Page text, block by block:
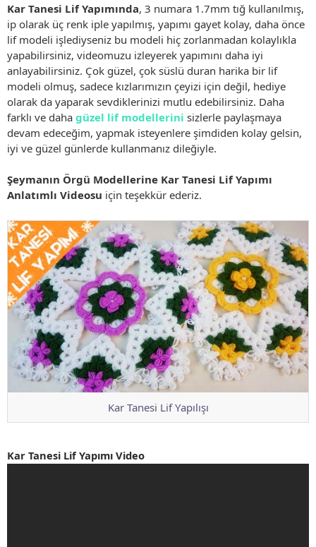
Kar Tanesi Lif Yapımında, 3 numara 1.7mm tığ kullanılmış,
ip olarak üç renk iple yapılmış, yapımı gayet kolay, daha önce
lif modeli işlediyseniz bu modeli hiç zorlanmadan kolaylıkla
yapabilirsiniz, videomuzu izleyerek yapımını daha iyi
anlayabilirsiniz. Çok güzel, çok süslü duran harika bir lif
modeli olmuş, sadece kızlarımızın çeyizi için değil, hediye
olarak da yaparak sevdiklerinizi mutlu edebilirsiniz. Daha
farklı ve daha güzel lif modellerini sizlerle paylaşmaya
devam edeceğim, yapmak isteyenlere şimdiden kolay gelsin,
iyi ve güzel günlerde kullanmanız dileğiyle.
Şeymanın Örgü Modellerine Kar Tanesi Lif Yapımı
Anlatımlı Videosu için teşekkür ederiz.
Kar Tanesi Lif Yapılışı
Kar Tanesi Lif Yapımı Video